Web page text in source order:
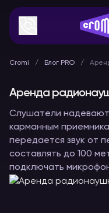
Cromi Блог PRO
Аренда
Слушатели
карманным
передается звук от
составлять до 100
подключать